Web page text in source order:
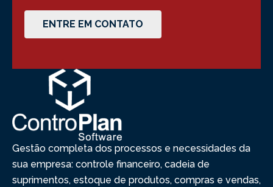
ENTRE EM CONTATO
Gestão completa dos processos e necessidades da
sua empresa: controle financeiro, cadeia de
suprimentos, estoque de produtos, compras e vendas,